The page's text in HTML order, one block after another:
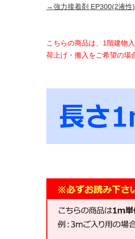
→強力接着剤 EP300(2液性
こちらの商品は、1階建物
荷上げ・搬入をご希望の場